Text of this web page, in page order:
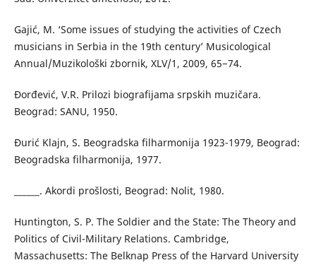
Gajić, M. ‘Some issues of studying the activities of Czech
musicians in Serbia in the 19th century’ Musicological
Annual/Muzikološki zbornik, XLV/1, 2009, 65−74.
Đorđević, V.R. Prilozi biografijama srpskih muzičara.
Beograd: SANU, 1950.
Đurić Klajn, S. Beogradska filharmonija 1923-1979, Beograd:
Beogradska filharmonija, 1977.
______. Akordi prošlosti, Beograd: Nolit, 1980.
Huntington, S. P. The Soldier and the State: The Theory and
Politics of Civil-Military Relations. Cambridge,
Massachusetts: The Belknap Press of the Harvard University